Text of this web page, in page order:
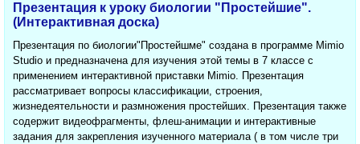
Презентация к уроку биологии "Простейшие".
(Интерактивная доска)
Презентация по биологии"Простейшме" создана в программе Mimio
Studio и предназначена для изучения этой темы в 7 классе с
применением интерактивной приставки Mimio. Презентация
рассматривает вопросы классификации, строения,
жизнедеятельности и размножения простейших. Презентация также
содержит видеофрагменты, флеш-анимации и интерактивные
задания для закрепления изученного материала ( в том числе три